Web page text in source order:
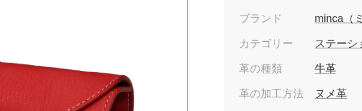
ブランド minca（
カテゴリー ステーシ
革の種類 牛革
革の加工方法 ヌメ革